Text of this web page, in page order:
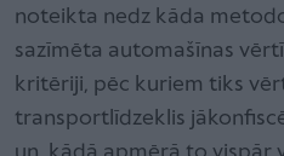
noteikta nedz kāda
sazīmēta automašīnas
kritēriji, pēc kuriem tiks
transportlīdzeklis